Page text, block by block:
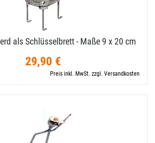
als Schlüsselbrett - Maße 9 x 20 cm
29,90 €
Preis inkl. MwSt. zzgl. Versandkosten